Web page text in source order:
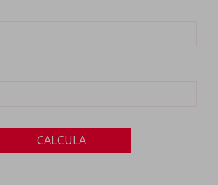
CALCULA